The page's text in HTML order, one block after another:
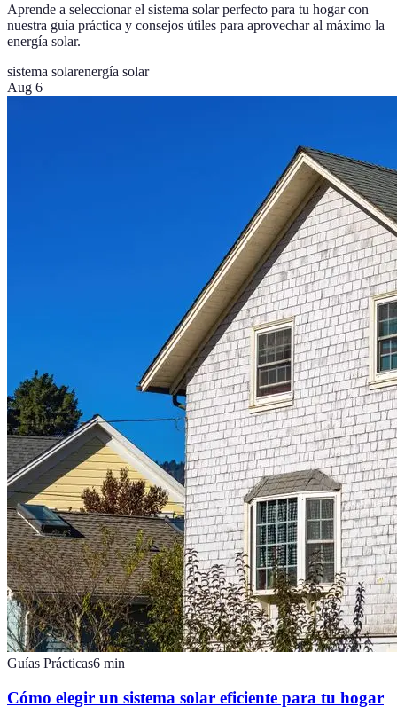
Aprende a seleccionar el sistema solar perfecto para tu hogar con
nuestra guía práctica y consejos útiles para aprovechar al máximo la
energía solar.
sistema solarenergía solar
Aug 6
Guías Prácticas6 min
Cómo elegir un sistema solar eficiente para tu hogar